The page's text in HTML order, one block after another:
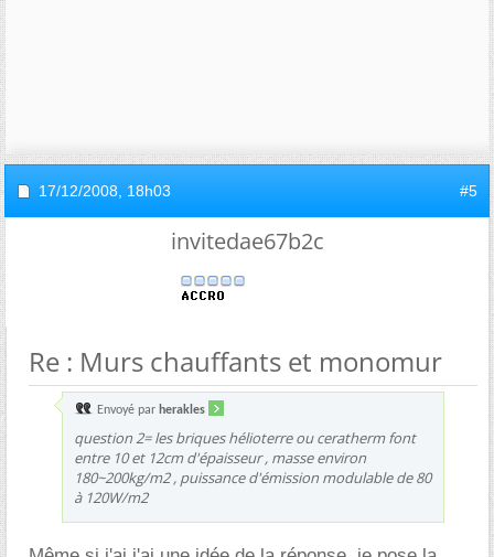
17/12/2008, 18h03 #5
invitedae67b2c
Re : Murs chauffants et monomur
Envoyé par herakles
question 2= les briques hélioterre ou ceratherm font
entre 10 et 12cm d'épaisseur , masse environ
180~200kg/m2 , puissance d'émission modulable de 80
à 120W/m2